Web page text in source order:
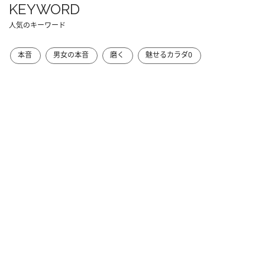
KEYWORD
人気のキーワード
本音 男女の本音 磨く 魅せるカラダ0